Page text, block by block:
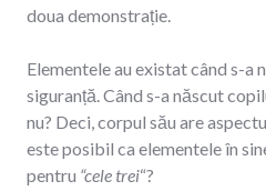
doua demonstrație.
Elementele au existat când s-a
siguranță. Când s-a născut
nu? Deci, corpul său are
este posibil ca elementele în
pentru “cele trei“?